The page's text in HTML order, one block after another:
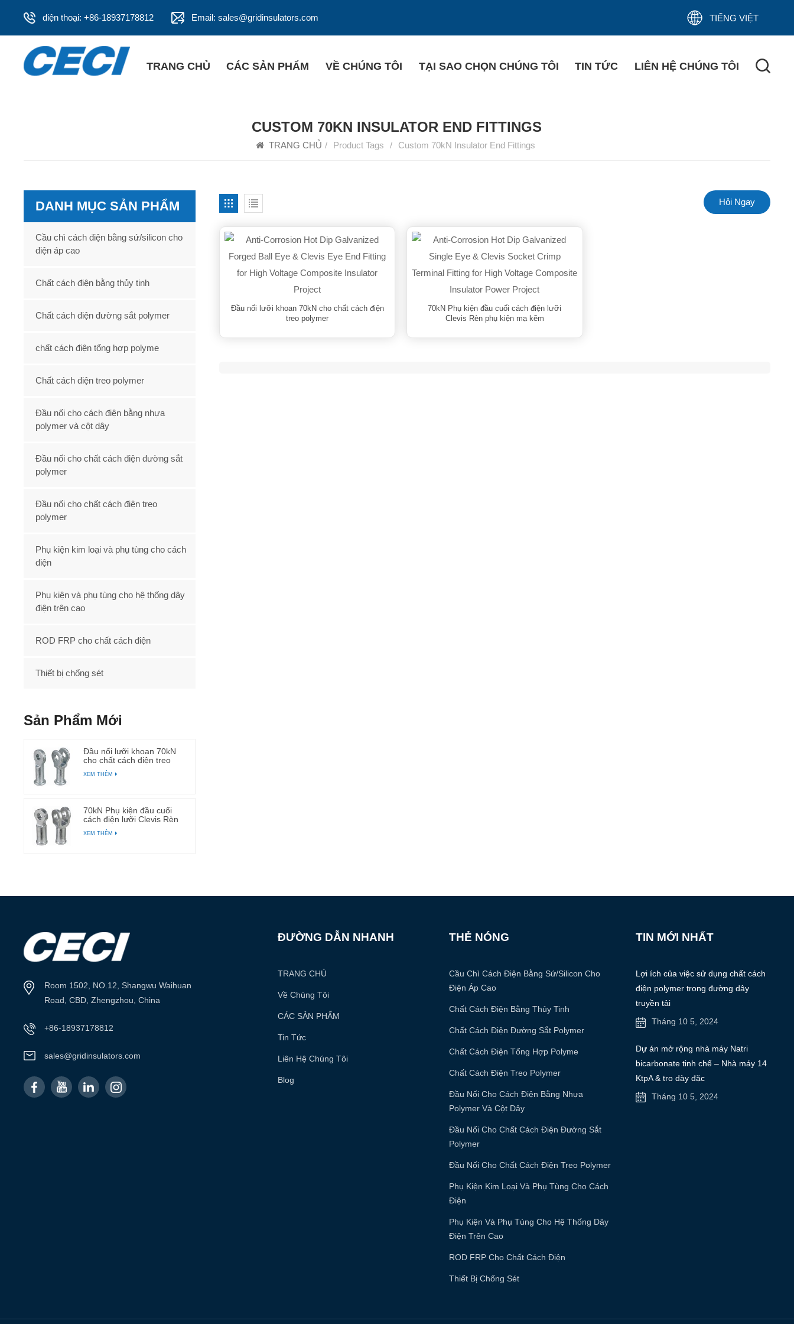
điện thoại: +86-18937178812 Email: sales@gridinsulators.com TIẾNG VIỆT
TRANG CHỦ CÁC SẢN PHẨM VỀ CHÚNG TÔI TẠI SAO CHỌN CHÚNG TÔI TIN TỨC LIÊN HỆ CHÚNG TÔI
CUSTOM 70KN INSULATOR END FITTINGS
TRANG CHỦ / Product Tags / Custom 70kN Insulator End Fittings
Hỏi Ngay
Đầu nối lưỡi khoan 70kN cho chất cách điện
treo polymer
70kN Phụ kiện đầu cuối cách điện lưỡi
Clevis Rèn phụ kiện mạ kẽm
DANH MỤC SẢN PHẨM
Cầu chì cách điện bằng sứ/silicon cho
điện áp cao
Chất cách điện bằng thủy tinh
Chất cách điện đường sắt polymer
chất cách điện tổng hợp polyme
Chất cách điện treo polymer
Đầu nối cho cách điện bằng nhựa
polymer và cột dây
Đầu nối cho chất cách điện đường sắt
polymer
Đầu nối cho chất cách điện treo
polymer
Phụ kiện kim loại và phụ tùng cho cách
điện
Phụ kiện và phụ tùng cho hệ thống dây
điện trên cao
ROD FRP cho chất cách điện
Thiết bị chống sét
Sản Phẩm Mới
Đầu nối lưỡi khoan 70kN
cho chất cách điện treo
polymer
XEM THÊM
70kN Phụ kiện đầu cuối
cách điện lưỡi Clevis Rèn
phụ kiện mạ kẽm
XEM THÊM
Room 1502, NO.12, Shangwu Waihuan
Road, CBD, Zhengzhou, China
+86-18937178812
sales@gridinsulators.com
ĐƯỜNG DẪN NHANH
TRANG CHỦ
Về Chúng Tôi
CÁC SẢN PHẨM
Tin Tức
Liên Hệ Chúng Tôi
Blog
THẺ NÓNG
Cầu Chì Cách Điện Bằng Sứ/silicon Cho
Điện Áp Cao
Chất Cách Điện Bằng Thủy Tinh
Chất Cách Điện Đường Sắt Polymer
Chất Cách Điện Tổng Hợp Polyme
Chất Cách Điện Treo Polymer
Đầu Nối Cho Cách Điện Bằng Nhựa
Polymer Và Cột Dây
Đầu Nối Cho Chất Cách Điện Đường Sắt
Polymer
Đầu Nối Cho Chất Cách Điện Treo Polymer
Phụ Kiện Kim Loại Và Phụ Tùng Cho Cách
Điện
Phụ Kiện Và Phụ Tùng Cho Hệ Thống Dây
Điện Trên Cao
ROD FRP Cho Chất Cách Điện
Thiết Bị Chống Sét
TIN MỚI NHẤT
Lợi ích của việc sử dụng chất cách
điện polymer trong đường dây
truyền tải
Tháng 10 5, 2024
Dự án mở rộng nhà máy Natri
bicarbonate tinh chế – Nhà máy 14
KtpA & tro dày đặc
Tháng 10 5, 2024